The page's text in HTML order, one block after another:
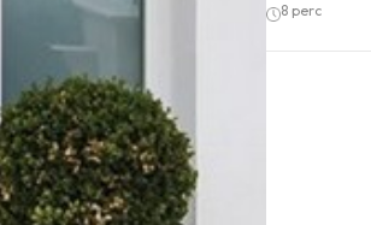
8 perc